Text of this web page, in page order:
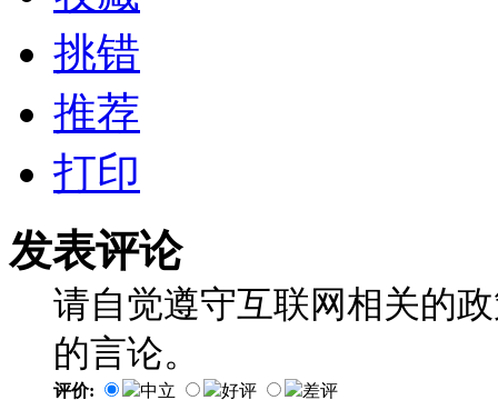
挑错
推荐
打印
发表评论
请自觉遵守互联网相关的
的言论。
评价: 中立 好评 差评